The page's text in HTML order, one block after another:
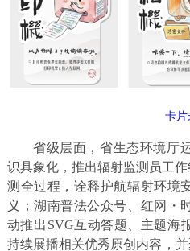
卡片
省级层面，省生态环境厅
识具象化，推出辐射监测员工
测全过程，诠释护航辐射环境
义；湖南普法公众号、红网・
动推出SVG互动答题、主题海
持续展播相关优秀原创内容，